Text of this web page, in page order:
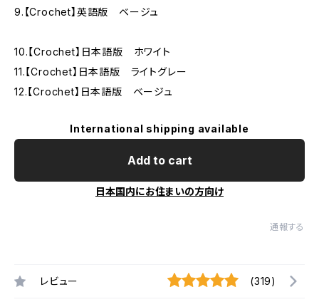
9.【Crochet】英語版 ベージュ
10.【Crochet】日本語版 ホワイト
11.【Crochet】日本語版 ライトグレー
12.【Crochet】日本語版 ベージュ
International shipping available
Add to cart
日本国内にお住まいの方向け
通報する
レビュー (319)